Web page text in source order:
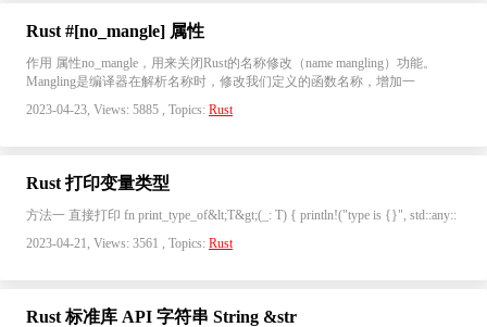
Rust #[no_mangle] 属性
作用 属性no_mangle，用来关闭Rust的名称修改（name mangling）功能。
Mangling是编译器在解析名称时，修改我们定义的函数名称，增加一
2023-04-23, Views: 5885 , Topics: Rust
Rust 打印变量类型
方法一 直接打印 fn print_type_of&lt;T&gt;(_: T) { println!("type is {}", std::any::
2023-04-21, Views: 3561 , Topics: Rust
Rust 标准库 API 字符串 String &str